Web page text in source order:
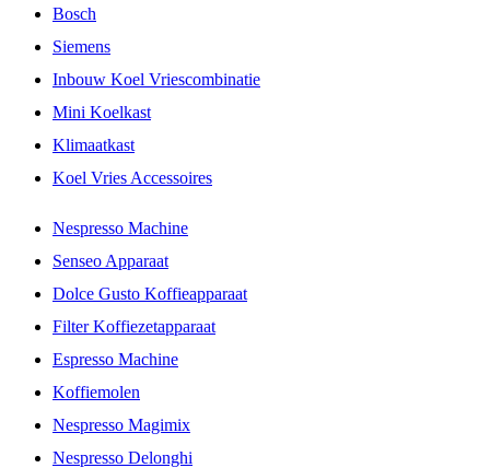
Bosch
Siemens
Inbouw Koel Vriescombinatie
Mini Koelkast
Klimaatkast
Koel Vries Accessoires
Nespresso Machine
Senseo Apparaat
Dolce Gusto Koffieapparaat
Filter Koffiezetapparaat
Espresso Machine
Koffiemolen
Nespresso Magimix
Nespresso Delonghi